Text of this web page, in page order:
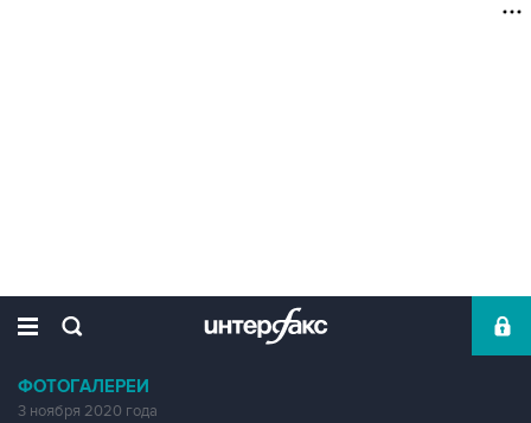
ФОТОГАЛЕРЕИ
3 ноября 2020 года